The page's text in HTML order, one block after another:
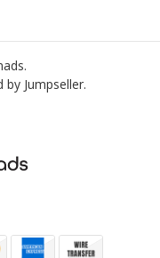
by Jumpseller.